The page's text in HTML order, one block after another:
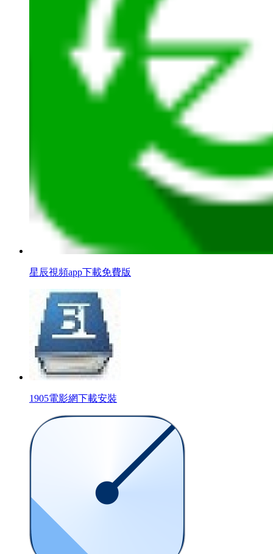
星辰視頻app下載免費版
1905電影網下載安裝